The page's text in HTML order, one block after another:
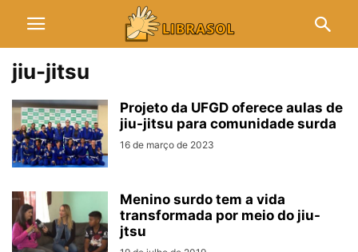
jiu-jitsu
Projeto da UFGD oferece aulas de
jiu-jitsu para comunidade surda
16 de março de 2023
Menino surdo tem a vida
transformada por meio do jiu-
jtsu